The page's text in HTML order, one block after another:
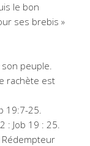
le bon
ses brebis »
peuple.
rachète est
19:7-25.
: Job 19 : 25.
Rédempteur